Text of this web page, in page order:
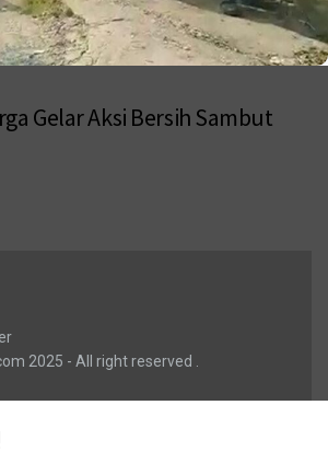
Gelar Aksi Bersih Sambut
2025 - All right reserved .